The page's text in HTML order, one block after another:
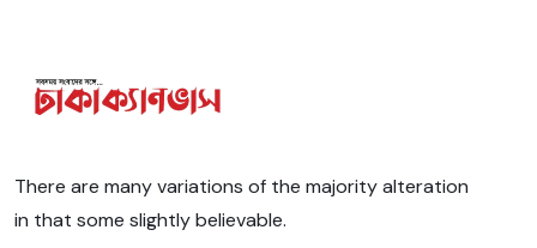
There are many variations of the majority alteration
in that some slightly believable.